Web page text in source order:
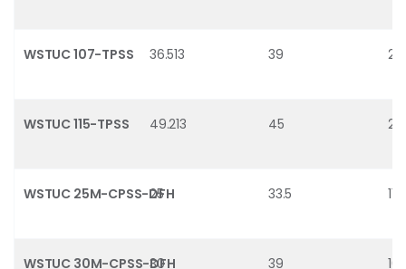
WSTUC 107-TPSS 36.513 39
WSTUC 115-TPSS 49.213 45
WSTUC 25M-CPSS-DFH
25 33.5 11.9
WSTUC 30M-CPSS-DFH
30 39